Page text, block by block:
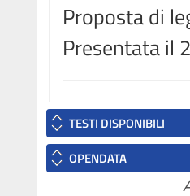
Proposta di
Presentata il
TESTI DISPONIBILI
OPENDATA